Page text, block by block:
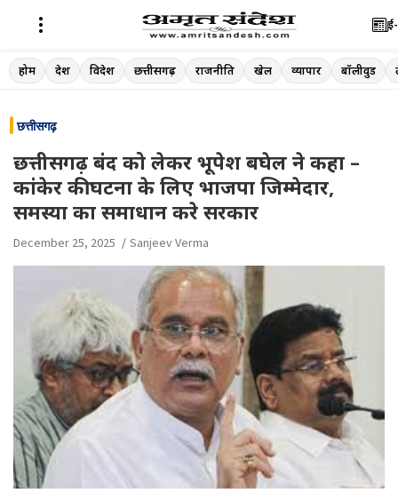
Skip
to
होम देश विदेश छत्तीसगढ़ राजनीति खेल व्यापार बॉलीवुड
छत्तीसगढ़
छत्तीसगढ़ बंद को लेकर भूपेश बघेल ने कहा –
कांकेर की घटना के लिए भाजपा जिम्मेदार,
समस्या का समाधान करे सरकार
December 25, 2025 Sanjeev Verma